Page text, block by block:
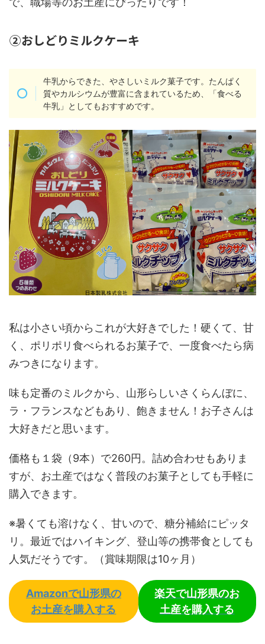
②おしどりミルクケーキ
牛乳からできた、やさしいミルク菓子です。たんぱく
質やカルシウムが豊富に含まれているため、「食べる
牛乳」としてもおすすめです。
私は小さい頃からこれが大好きでした！硬くて、甘
く、ポリポリ食べられるお菓子で、一度食べたら病
みつきになります。
味も定番のミルクから、山形らしいさくらんぼに、
ラ・フランスなどもあり、飽きません！お子さんは
大好きだと思います。
価格も１袋（9本）で260円。詰め合わせもありま
すが、お土産ではなく普段のお菓子としても手軽に
購入できます。
※暑くても溶けなく、甘いので、糖分補給にピッタ
リ。最近ではハイキング、登山等の携帯食としても
人気だそうです。（賞味期限は10ヶ月）
Amazonで山形県の
お土産を購入する
楽天で山形県のお
土産を購入する